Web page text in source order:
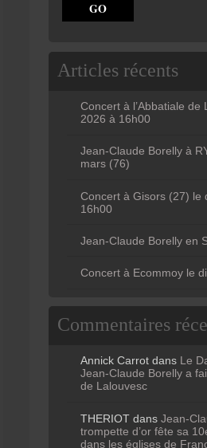
Articles récents
Concert à l’Abbatiale de
2026 à 16h00
Jean-Claude Borelly à
mars (76)
Concert à Gisors (27) le
16h00
Jean-Claude Borelly en
Concert à Ecommoy le
Commentaires
Annick Carrot dans Le
Jean-Claude Borelly a
de Lalouvesc
THERIOT dansJean-
trompette d’or fête sa
dans les églises de